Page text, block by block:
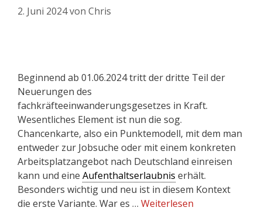
2. Juni 2024von Chris
Beginnend ab 01.06.2024 tritt der dritte Teil der
Neuerungen des
fachkräfteeinwanderungsgesetzes in Kraft.
Wesentliches Element ist nun die sog.
Chancenkarte, also ein Punktemodell, mit dem man
entweder zur Jobsuche oder mit einem konkreten
Arbeitsplatzangebot nach Deutschland einreisen
kann und eine Aufenthaltserlaubnis erhält.
Besonders wichtig und neu ist in diesem Kontext
die erste Variante. War es … Weiterlesen